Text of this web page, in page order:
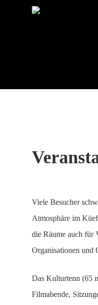
Viele Besucher
Atmosphäre im
die Räume auch für
Organisationen und
Das Kulturtenn (65
Filmabende,